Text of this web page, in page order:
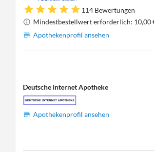
114 Bewertungen
Mindestbestellwert erforderlich: 10,00
Apothekenprofil ansehen
Deutsche Internet Apotheke
Apothekenprofil ansehen